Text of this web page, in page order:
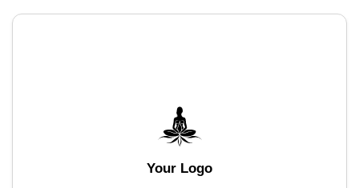
Your Logo